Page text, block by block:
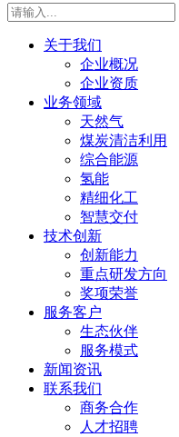
关于我们
企业概况
企业资质
业务领域
天然气
煤炭清洁利用
综合能源
氢能
精细化工
智慧交付
技术创新
创新能力
重点研发方向
奖项荣誉
服务客户
生态伙伴
服务模式
新闻资讯
联系我们
商务合作
人才招聘